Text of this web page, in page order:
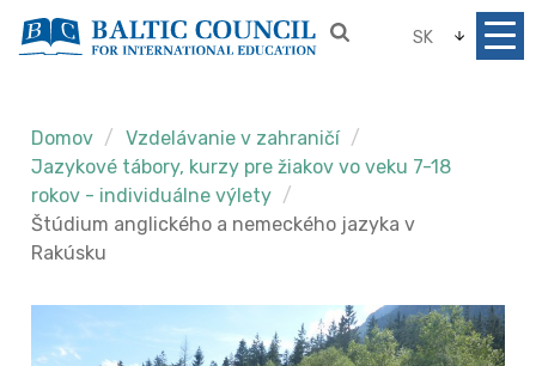
SK
Domov
Vzdelávanie v zahraničí
Jazykové tábory, kurzy pre žiakov vo veku 7-18
rokov - individuálne výlety
Štúdium anglického a nemeckého jazyka v
Rakúsku